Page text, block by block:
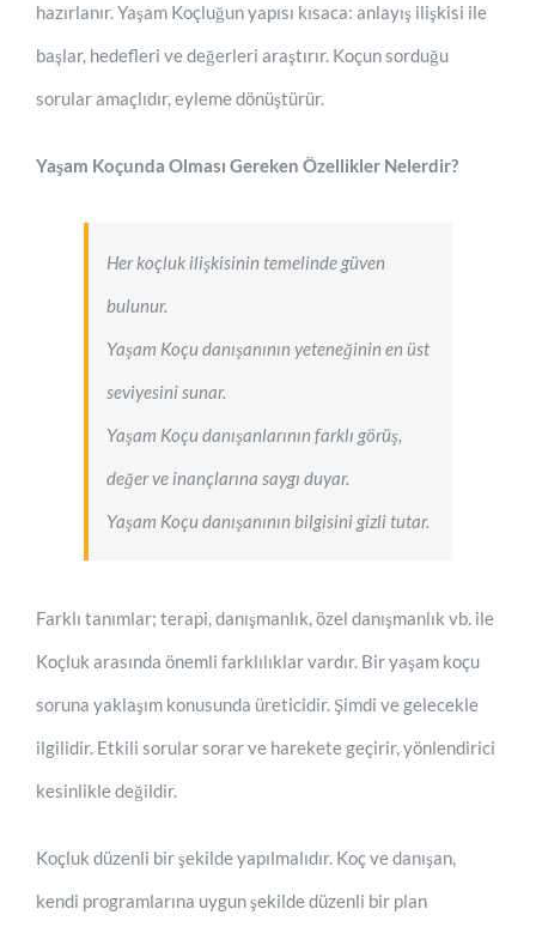
hazırlanır. Yaşam Koçluğun yapısı kısaca: anlayış ilişkisi ile
başlar, hedefleri ve değerleri araştırır. Koçun sorduğu
sorular amaçlıdır, eyleme dönüştürür.
Yaşam Koçunda Olması Gereken Özellikler Nelerdir?
Her koçluk ilişkisinin temelinde güven
bulunur.
Yaşam Koçu danışanının yeteneğinin en üst
seviyesini sunar.
Yaşam Koçu danışanlarının farklı görüş,
değer ve inançlarına saygı duyar.
Yaşam Koçu danışanının bilgisini gizli tutar.
Farklı tanımlar; terapi, danışmanlık, özel danışmanlık vb. ile
Koçluk arasında önemli farklılıklar vardır. Bir yaşam koçu
soruna yaklaşım konusunda üreticidir. Şimdi ve gelecekle
ilgilidir. Etkili sorular sorar ve harekete geçirir, yönlendirici
kesinlikle değildir.
Koçluk düzenli bir şekilde yapılmalıdır. Koç ve danışan,
kendi programlarına uygun şekilde düzenli bir plan